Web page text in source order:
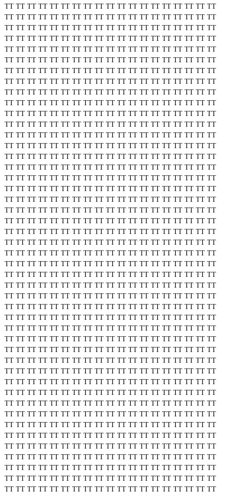
TT TT TT TT TT TT TT TT TT TT TT TT TT TT TT TT TT TT TT
TT TT TT TT TT TT TT TT TT TT TT TT TT TT TT TT TT TT TT
TT TT TT TT TT TT TT TT TT TT TT TT TT TT TT TT TT TT TT
TT TT TT TT TT TT TT TT TT TT TT TT TT TT TT TT TT TT TT
TT TT TT TT TT TT TT TT TT TT TT TT TT TT TT TT TT TT TT
TT TT TT TT TT TT TT TT TT TT TT TT TT TT TT TT TT TT TT
TT TT TT TT TT TT TT TT TT TT TT TT TT TT TT TT TT TT TT
TT TT TT TT TT TT TT TT TT TT TT TT TT TT TT TT TT TT TT
TT TT TT TT TT TT TT TT TT TT TT TT TT TT TT TT TT TT TT
TT TT TT TT TT TT TT TT TT TT TT TT TT TT TT TT TT TT TT
TT TT TT TT TT TT TT TT TT TT TT TT TT TT TT TT TT TT TT
TT TT TT TT TT TT TT TT TT TT TT TT TT TT TT TT TT TT TT
TT TT TT TT TT TT TT TT TT TT TT TT TT TT TT TT TT TT TT
TT TT TT TT TT TT TT TT TT TT TT TT TT TT TT TT TT TT TT
TT TT TT TT TT TT TT TT TT TT TT TT TT TT TT TT TT TT TT
TT TT TT TT TT TT TT TT TT TT TT TT TT TT TT TT TT TT TT
TT TT TT TT TT TT TT TT TT TT TT TT TT TT TT TT TT TT TT
TT TT TT TT TT TT TT TT TT TT TT TT TT TT TT TT TT TT TT
TT TT TT TT TT TT TT TT TT TT TT TT TT TT TT TT TT TT TT
TT TT TT TT TT TT TT TT TT TT TT TT TT TT TT TT TT TT TT
TT TT TT TT TT TT TT TT TT TT TT TT TT TT TT TT TT TT TT
TT TT TT TT TT TT TT TT TT TT TT TT TT TT TT TT TT TT TT
TT TT TT TT TT TT TT TT TT TT TT TT TT TT TT TT TT TT TT
TT TT TT TT TT TT TT TT TT TT TT TT TT TT TT TT TT TT TT
TT TT TT TT TT TT TT TT TT TT TT TT TT TT TT TT TT TT TT
TT TT TT TT TT TT TT TT TT TT TT TT TT TT TT TT TT TT TT
TT TT TT TT TT TT TT TT TT TT TT TT TT TT TT TT TT TT TT
TT TT TT TT TT TT TT TT TT TT TT TT TT TT TT TT TT TT TT
TT TT TT TT TT TT TT TT TT TT TT TT TT TT TT TT TT TT TT
TT TT TT TT TT TT TT TT TT TT TT TT TT TT TT TT TT TT TT
TT TT TT TT TT TT TT TT TT TT TT TT TT TT TT TT TT TT TT
TT TT TT TT TT TT TT TT TT TT TT TT TT TT TT TT TT TT TT
TT TT TT TT TT TT TT TT TT TT TT TT TT TT TT TT TT TT TT
TT TT TT TT TT TT TT TT TT TT TT TT TT TT TT TT TT TT TT
TT TT TT TT TT TT TT TT TT TT TT TT TT TT TT TT TT TT TT
TT TT TT TT TT TT TT TT TT TT TT TT TT TT TT TT TT TT TT
TT TT TT TT TT TT TT TT TT TT TT TT TT TT TT TT TT TT TT
TT TT TT TT TT TT TT TT TT TT TT TT TT TT TT TT TT TT TT
TT TT TT TT TT TT TT TT TT TT TT TT TT TT TT TT TT TT TT
TT TT TT TT TT TT TT TT TT TT TT TT TT TT TT TT TT TT TT
TT TT TT TT TT TT TT TT TT TT TT TT TT TT TT TT TT TT TT
TT TT TT TT TT TT TT TT TT TT TT TT TT TT TT TT TT TT TT
TT TT TT TT TT TT TT TT TT TT TT TT TT TT TT TT TT TT TT
TT TT TT TT TT TT TT TT TT TT TT TT TT TT TT TT TT TT TT
TT TT TT TT TT TT TT TT TT TT TT TT TT TT TT TT TT TT TT
TT TT TT TT TT TT TT TT TT TT TT TT TT TT TT TT TT TT TT